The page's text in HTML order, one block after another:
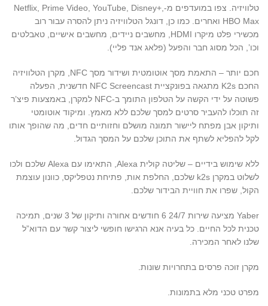
טלוויזיה. צפו במועדפים מ-Netflix, Prime Video, YouTube, Disney+,
HBO Max ואחרים. כמו כן, דונגל הטלוויזיה ניתן להסרה עבור רוב
מכשירי פלט מיקרו HDMI, מחשבים ניידים, מחשבים אישיים, טאבלטים
וכו’, הכל מסוג חבר והפעל (פלאג אנד פליי).
חכם יותר – התאמת מסך אוטומטית ושידור מסך NFC, מקרן הטלוויזיה
החכם K2s מתגאה בפונקציית NFC Screencast חדשנית, הפעלה
פשוטה על ידי הקשה על הטלפון התומך ב-NFC למקרן, באמצעות פיצ’ר
זה תוכלו להעביר סרטים למסך שלכם ללא מאמץ. ומיקוד אוטומטי
ותיקון אבן מפתח ליישור תמונה מושלם וחזותיים חדים, מה שהופך אותו
לקל להפליא לשתף את התוכן שלכם על המסך הגדול.
ללא שימוש בידיים – שליטה קולית Alexa, התאימו עם Alexa שלכם ולכו
לשלוט במקרן k2s שלכם, החלפת אות, פתיחת נטפליקס, כוונון עוצמת
הקול, שפרו את חוויית הבידור שלכם.
Yaber מציעה שירות 24/7 6 חודשים אחורה ותיקון של 3 שנים, תמיכה
טכנית לכל החיים. כל בעיה אנא הרגישו חופשי ליצור קשר עם הדוא”ל
שלנו לאחר המכירה.
מקרן זוכה פרסים בתחרויות שונות.
מפרט טכני מלא בתמונות.